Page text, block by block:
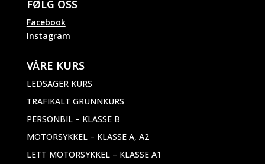
FØLG OSS
Facebook
Instagram
VÅRE KURS
LEDSAGER KURS
TRAFIKALT GRUNNKURS
PERSONBIL – KLASSE B
MOTORSYKKEL – KLASSE A, A2
LETT MOTORSYKKEL – KLASSE A1